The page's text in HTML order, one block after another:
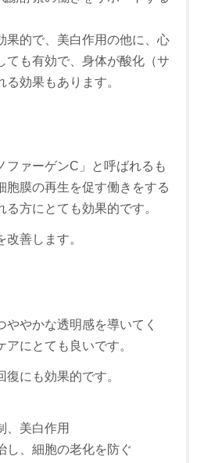
果的で、美白作用の他に、心
ても有効で、身体が酸化（サ
効果もあります。
ファーゲンC」と呼ばれるも
胞膜の再生を促す働きをする
方にとても効果的です。
善します。
やかな透明感を導いてく
にとても良いです。
にも効果的です。
、美白作用
し、細胞の老化を防ぐ